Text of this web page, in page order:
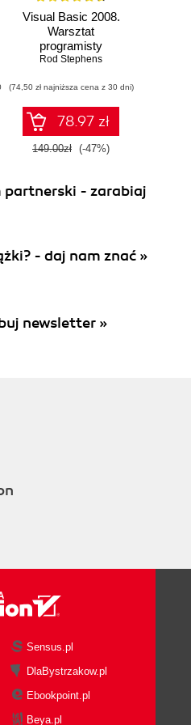
Visual Basic 2008.
Warsztat
programisty
Rod Stephens
(74,50 zł najniższa cena z 30 dni)
78.97 zł
149.00zł (-47%)
partnerski - zarabiaj
- daj nam znać »
newsletter »
Sensus.pl
DlaBystrzakow.pl
Ebookpoint.pl
Beya.pl